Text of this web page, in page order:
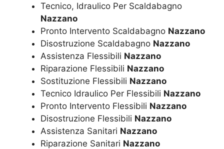
Tecnico, Idraulico Per Scaldabagno
Nazzano
Pronto Intervento Scaldabagno Nazzano
Disostruzione Scaldabagno Nazzano
Assistenza Flessibili Nazzano
Riparazione Flessibili Nazzano
Sostituzione Flessibili Nazzano
Tecnico Idraulico Per Flessibili Nazzano
Pronto Intervento Flessibili Nazzano
Disostruzione Flessibili Nazzano
Assistenza Sanitari Nazzano
Riparazione Sanitari Nazzano